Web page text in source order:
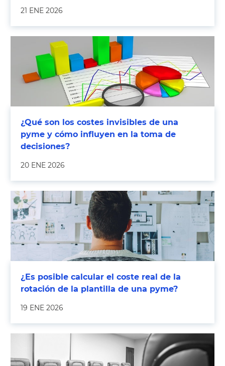
21 ENE 2026
¿Qué son los costes invisibles de una
pyme y cómo influyen en la toma de
decisiones?
20 ENE 2026
¿Es posible calcular el coste real de la
rotación de la plantilla de una pyme?
19 ENE 2026